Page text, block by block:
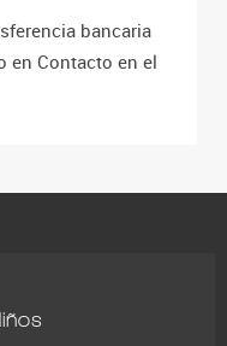
bancaria
en Contacto en el